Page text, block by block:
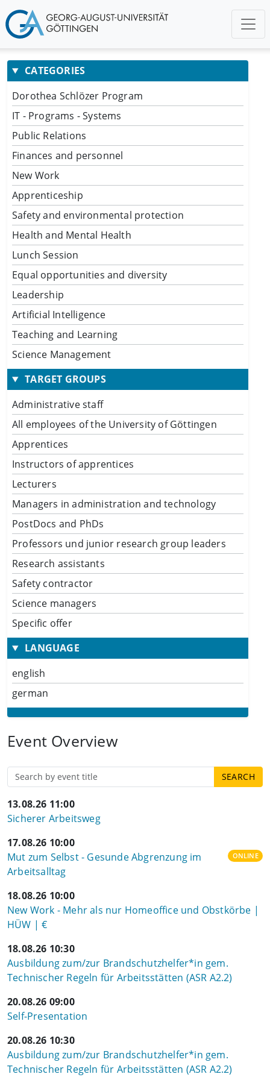
CATEGORIES
Dorothea Schlözer Program
IT - Programs - Systems
Public Relations
Finances and personnel
New Work
Apprenticeship
Safety and environmental protection
Health and Mental Health
Lunch Session
Equal opportunities and diversity
Leadership
Artificial Intelligence
Teaching and Learning
Science Management
TARGET GROUPS
Administrative staff
All employees of the University of Göttingen
Apprentices
Instructors of apprentices
Lecturers
Managers in administration and technology
PostDocs and PhDs
Professors und junior research group leaders
Research assistants
Safety contractor
Science managers
Specific offer
LANGUAGE
english
german
Event Overview
13.08.26 11:00
Sicherer Arbeitsweg
17.08.26 10:00
Mut zum Selbst - Gesunde Abgrenzung im
Arbeitsalltag
ONLINE
18.08.26 10:00
New Work - Mehr als nur Homeoffice und Obstkörbe |
HÜW | €
18.08.26 10:30
Ausbildung zum/zur Brandschutzhelfer*in gem.
Technischer Regeln für Arbeitsstätten (ASR A2.2)
20.08.26 09:00
Self-Presentation
20.08.26 10:30
Ausbildung zum/zur Brandschutzhelfer*in gem.
Technischer Regeln für Arbeitsstätten (ASR A2.2)